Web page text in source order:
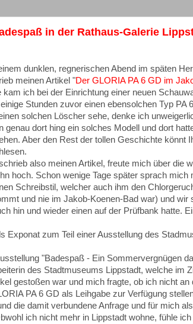
in der Rathaus-Galerie
dunklen, regnerischen Abend im späten
meinen Artikel "Der GLORIA PA 6 GD im
kam ich bei der Einrichtung einer neuen
Stunden zuvor einen ebensolchen Typ PA
solchen Löscher sehe, denke ich
genau dort hing ein solches Modell und dort
Aber den Rest der tollen Geschichte könnt
also meinen Artikel, freute mich über die
hoch. Schon wenige Tage später sprach mich
Schreibstil, welcher auch ihm den
und nie im Jakob-Koenen-Bad war) und wir
hin und wieder einen auf der Prüfbank hatte.
Exponat zum Teil einer Ausstellung des
"Badespaß - Ein Sommervergnügen
des Stadtmuseums Lippstadt, welche im
gestoßen war und mich fragte, ob ich nicht
PA 6 GD als Leihgabe zur Verfügung
die damit verbundene Anfrage und für mich
ich nicht mehr in Lippstadt wohne, fühle